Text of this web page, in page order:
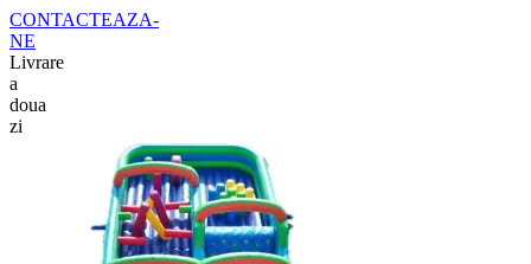
CONTACTEAZA-
NE
Livrare
a
doua
zi